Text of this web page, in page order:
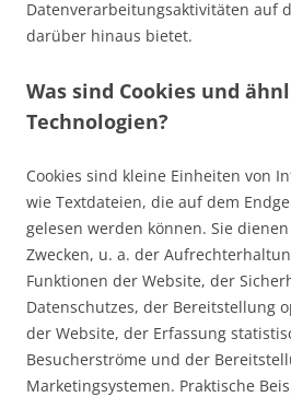
Datenverarbeitungsaktivitäten auf
darüber hinaus bietet.
Was sind Cookies und
Technologien?
Cookies sind kleine Einheiten von
wie Textdateien, die auf dem
gelesen werden können. Sie
Zwecken, u. a. der
Funktionen der Website, der
Datenschutzes, der Bereitstellung
der Website, der Erfassung
Besucherströme und der
Marketingsystemen. Praktische